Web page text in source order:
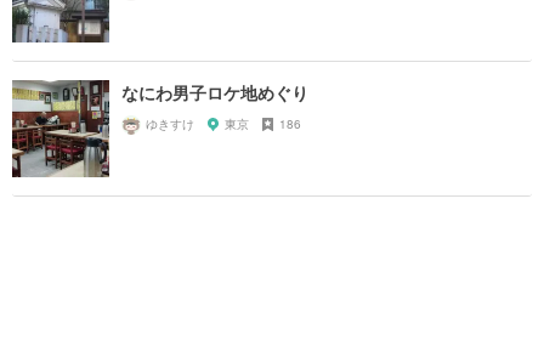
なにわ男子ロケ地めぐり
ゆきすけ 東京 186